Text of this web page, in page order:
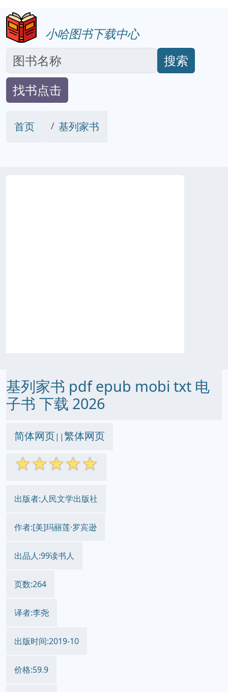
小哈图书下载中心
搜索
找书点击
首页 基列家书
基列家书 pdf epub mobi txt 电
子书 下载 2026
简体网页||繁体网页
☆☆☆☆☆
出版者:人民文学出版社
作者:[美]玛丽莲·罗宾逊
出品人:99读书人
页数:264
译者:李尧
出版时间:2019-10
价格:59.9